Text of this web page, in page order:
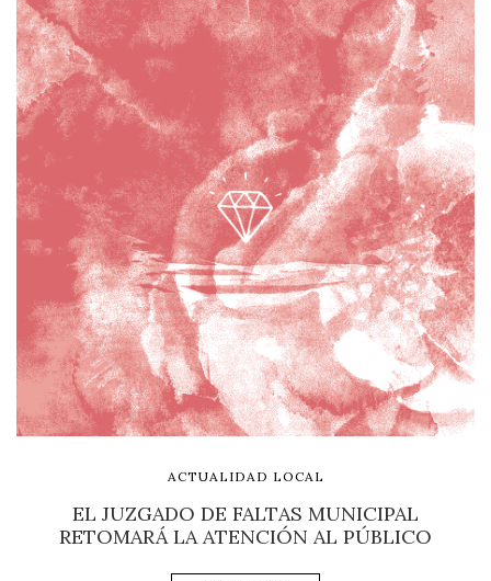
ACTUALIDAD LOCAL
EL JUZGADO DE FALTAS MUNICIPAL
RETOMARÁ LA ATENCIÓN AL PÚBLICO